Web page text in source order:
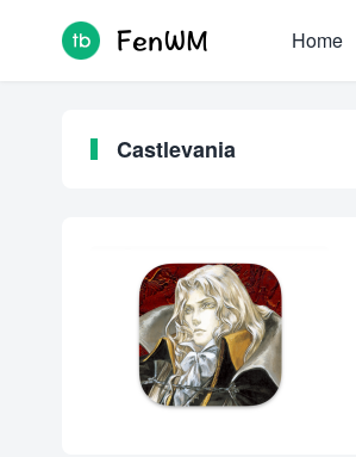
Home
Castlevania